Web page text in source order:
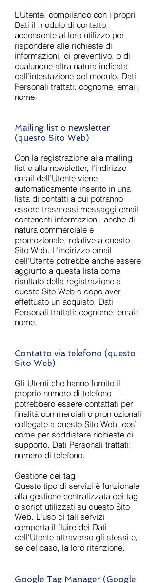
L’Utente, compilando con i propri
Dati il modulo di contatto,
acconsente al loro utilizzo per
rispondere alle richieste di
informazioni, di preventivo, o di
qualunque altra natura indicata
dall’intestazione del modulo. Dati
Personali trattati: cognome; email;
nome.
Mailing list o newsletter
(questo Sito Web)
Con la registrazione alla mailing
list o alla newsletter, l’indirizzo
email dell’Utente viene
automaticamente inserito in una
lista di contatti a cui potranno
essere trasmessi messaggi email
contenenti informazioni, anche di
natura commerciale e
promozionale, relative a questo
Sito Web. L'indirizzo email
dell'Utente potrebbe anche essere
aggiunto a questa lista come
risultato della registrazione a
questo Sito Web o dopo aver
effettuato un acquisto. Dati
Personali trattati: cognome; email;
nome.
Contatto via telefono (questo
Sito Web)
Gli Utenti che hanno fornito il
proprio numero di telefono
potrebbero essere contattati per
finalità commerciali o promozionali
collegate a questo Sito Web, così
come per soddisfare richieste di
supporto. Dati Personali trattati:
numero di telefono.
Gestione dei tag
Questo tipo di servizi è funzionale
alla gestione centralizzata dei tag
o script utilizzati su questo Sito
Web. L'uso di tali servizi
comporta il fluire dei Dati
dell'Utente attraverso gli stessi e,
se del caso, la loro ritenzione.
Google Tag Manager (Google